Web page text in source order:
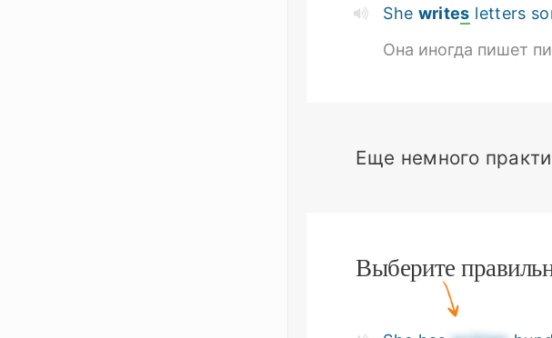
She writes letters
Она иногда пишет
Еще немного
Выберите